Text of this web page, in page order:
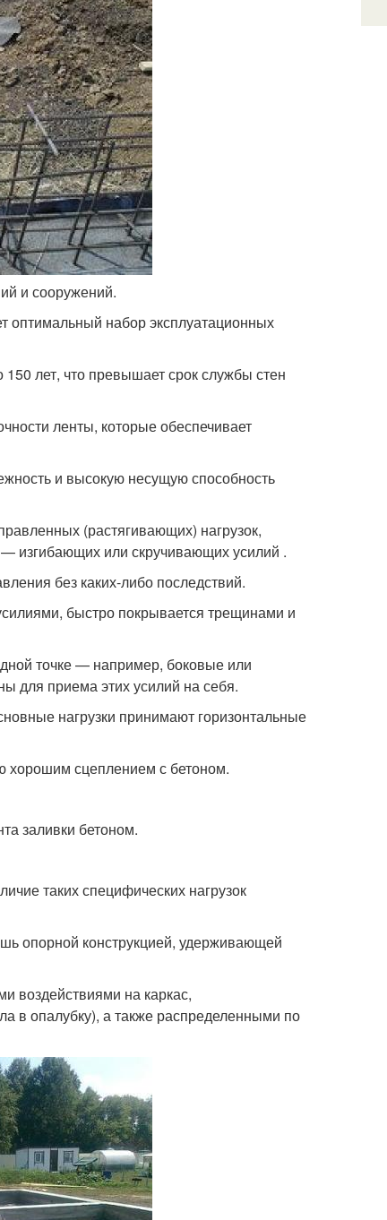
и сооружений.
оптимальный набор эксплуатационных
лет, что превышает срок службы стен
ленты, которые обеспечивает
и высокую несущую способность
(растягивающих) нагрузок,
изгибающих или скручивающих усилий .
без каких-либо последствий.
быстро покрывается трещинами и
точке — например, боковые или
для приема этих усилий на себя.
нагрузки принимают горизонтальные
сцеплением с бетоном.
заливки бетоном.
таких специфических нагрузок
опорной конструкцией, удерживающей
воздействиями на каркас,
в опалубку), а также распределенными по